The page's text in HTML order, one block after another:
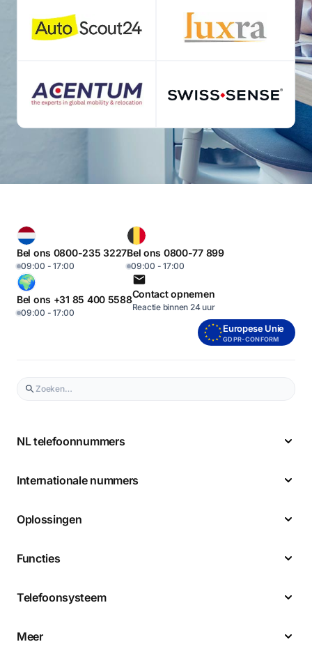
Bel ons 0800-235 3227
09:00 - 17:00
Bel ons 0800-77 899
09:00 - 17:00
Bel ons +31 85 400 5588
09:00 - 17:00
Contact opnemen
Reactie binnen 24 uur
Europese Unie
GDPR-CONFORM
NL telefoonnummers
Internationale nummers
Oplossingen
Functies
Telefoonsysteem
Meer